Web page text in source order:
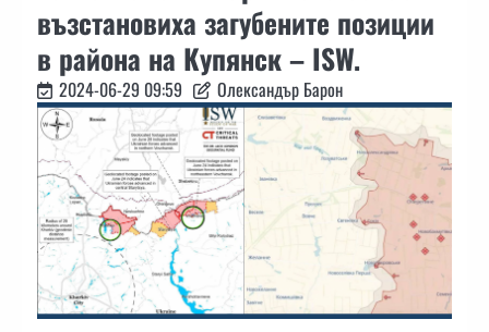
възстановиха загубените позиции
в района на Купянск – ISW.
2024-06-29 09:59 Олександър Барон